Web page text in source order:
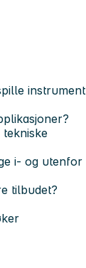
instrument
i- og utenfor
tilbudet?